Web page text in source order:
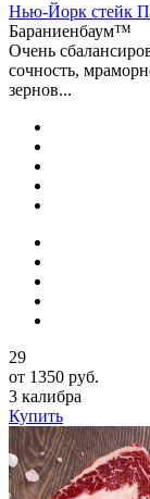
Нью-Йорк стейк
Бараниенбаум™
Очень
сочность,
зернов...
29
от 1350 руб.
3 калибра
Купить